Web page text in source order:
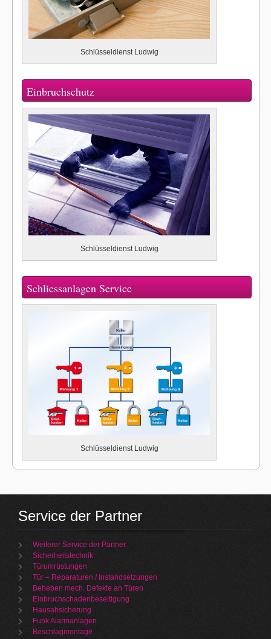
Schlüsseldienst Ludwig
Einbruchschutz
Schlüsseldienst Ludwig
Schliessanlagen Service
Schlüsseldienst Ludwig
Service der Partner
Weiterer Service der Partner
Sicherheitstechnik
Türumrüstungen
Tür – Reparaturen / Instandsetzungen
Beheben mech. Defekte an Türen
Einbruchschadenbeseitigung
Hausabsicherung
Funk Alarmanlagen
Beschlagmontage